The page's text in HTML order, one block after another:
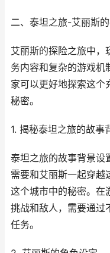
二、泰坦之旅-艾丽斯
艾丽斯的探险之旅中，
务内容和复杂的游戏机
家可以更好地探索这个
秘密。
1. 揭秘泰坦之旅的故事
泰坦之旅的故事背景设
需要和艾丽斯一起穿越
这个城市中的秘密。在
挑战和敌人，需要通过
任务。